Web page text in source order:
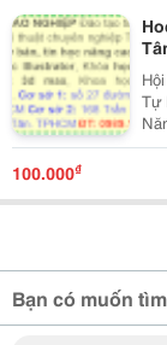
Tự Nhiên Các
Năm 2022 Đợt
100.000₫
Bạn có muốn